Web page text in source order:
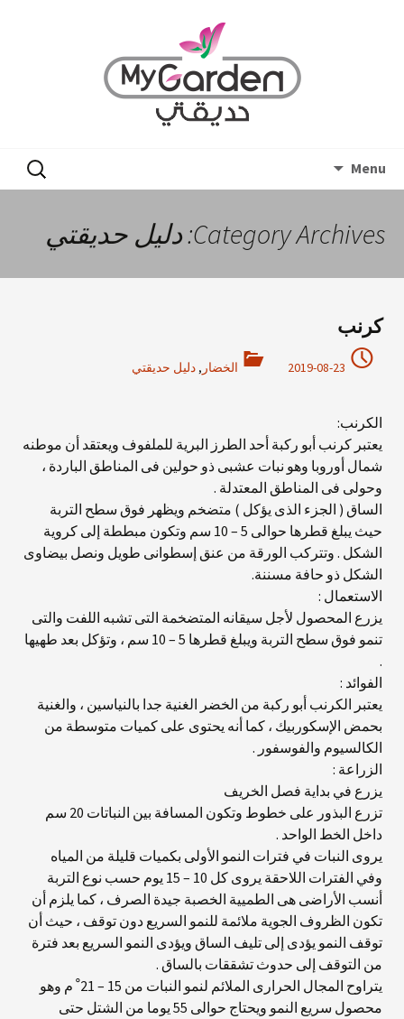
Menu
البحث
عن:
Category Archives: دليل حديقتي
كرنب
2019-08-23 الخضار ,دليل حديقتي
الكرنب:
يعتبر كرنب أبو ركبة أحد الطرز البرية للملفوف ويعتقد أن موطنه
شمال أوروبا وهو نبات عشبى ذو حولين فى المناطق الباردة ،
وحولى فى المناطق المعتدلة .
الساق ( الجزء الذى يؤكل ) متضخم ويظهر فوق سطح التربة
حيث يبلغ قطرها حوالى 5 – 10 سم وتكون مبططة إلى كروية
الشكل . وتتركب الورقة من عنق إسطوانى طويل ونصل بيضاوى
الشكل ذو حافة مسننة.
الاستعمال :
يزرع المحصول لأجل سيقانه المتضخمة التى تشبه اللفت والتى
تنمو فوق سطح التربة ويبلغ قطرها 5 – 10 سم ، وتؤكل بعد طهيها
.
الفوائد :
يعتبر الكرنب أبو ركبة من الخضر الغنية جدا بالنياسين ، والغنية
بحمض الإسكوربيك ، كما أنه يحتوى على كميات متوسطة من
الكالسيوم والفوسفور .
الزراعة :
يزرع في بداية فصل الخريف
تزرع البذور على خطوط وتكون المسافة بين النباتات 20 سم
داخل الخط الواحد .
يروى النبات في فترات النمو الأولى بكميات قليلة من المياه
وفي الفترات اللاحقة يروى كل 10 – 15 يوم حسب نوع التربة
أنسب الأراضى هى الطميية الخصبة جيدة الصرف ، كما يلزم أن
تكون الظروف الجوية ملائمة للنمو السريع دون توقف ، حيث أن
توقف النمو يؤدى إلى تليف الساق ويؤدى النمو السريع بعد فترة
من التوقف إلى حدوث تشققات بالساق .
يتراوح المجال الحرارى الملائم لنمو النبات من 15 – 21 ْ م وهو
محصول سريع النمو ويحتاج حوالى 55 يوما من الشتل حتى